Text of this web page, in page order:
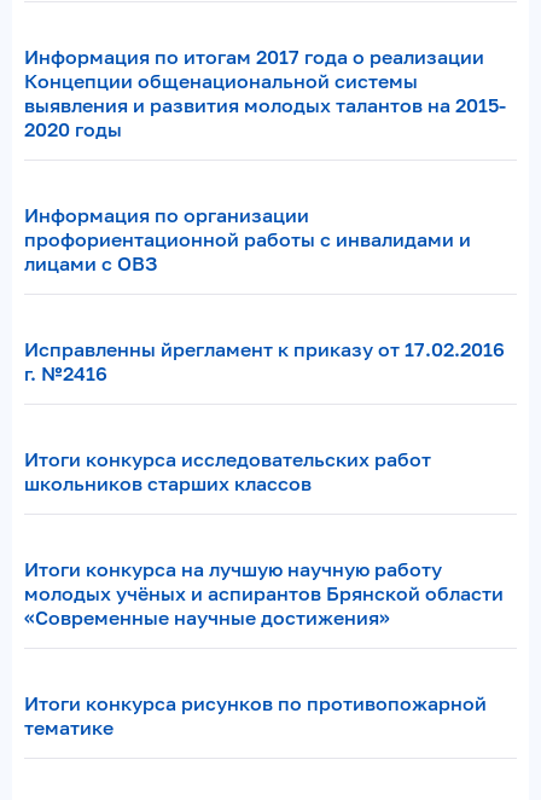
Информация по итогам 2017 года о реализации
Концепции общенациональной системы
выявления и развития молодых талантов на 2015-
2020 годы
Информация по организации
профориентационной работы с инвалидами и
лицами с ОВЗ
Исправленны йрегламент к приказу от 17.02.2016
г. №2416
Итоги конкурса исследовательских работ
школьников старших классов
Итоги конкурса на лучшую научную работу
молодых учёных и аспирантов Брянской области
«Cовременные научные достижения»
Итоги конкурса рисунков по противопожарной
тематике